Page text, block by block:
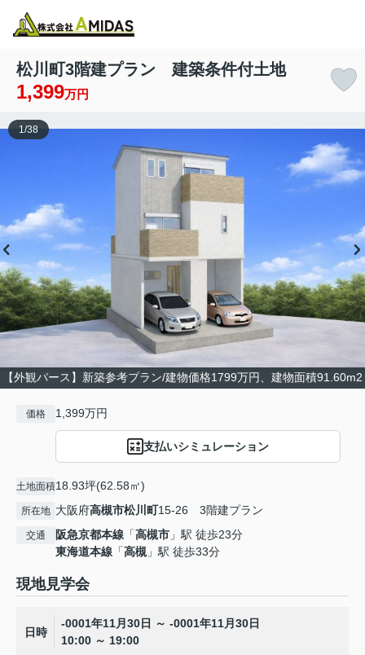
松川町3階建プラン 建築条件付土地
1,399万円
【外観パース】新築参考プラン/建物価格1799万円、建物面積91.60m2
1 /38
価格 1,399万円
支払いシミュレーション
土地面積18.93坪(62.58㎡)
所在地 大阪府高槻市松川町15-26 3階建プラン
交通 阪急京都本線 「高槻市 」駅 徒歩23分
東海道本線 「高槻 」駅 徒歩33分
現地見学会
日時
-0001年11月30日 ～ -0001年11月30日
10:00 ～ 19:00